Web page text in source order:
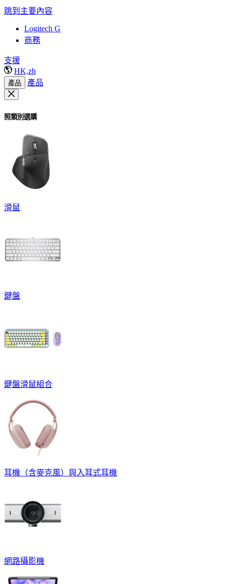
跳到主要內容
Logitech G
商務
支援
HK,zh
產品 產品
照類別選購
滑鼠
鍵盤
鍵盤滑鼠組合
耳機（含麥克風）與入耳式耳機
網路攝影機